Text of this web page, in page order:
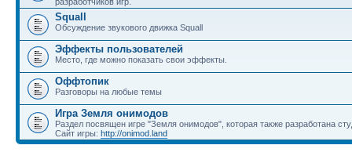
Squall
Обсуждение звукового движка Squall
Эффекты пользователей
Место, где можно показать свои эффекты.
Оффтопик
Разговоры на любые темы
Игра Земля онимодов
Раздел посвящен игре "Земля онимодов", которая также разработана
Сайт игры: http://onimod.land